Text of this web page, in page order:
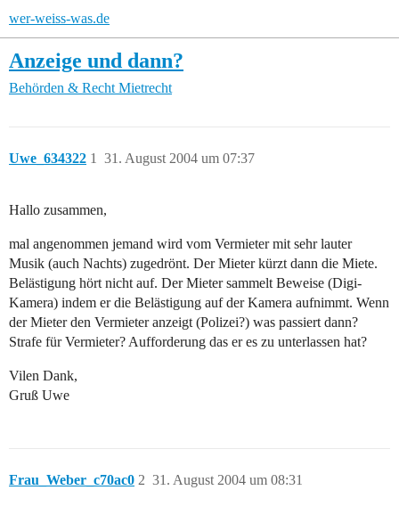
wer-weiss-was.de
Anzeige und dann?
Behörden & Recht Mietrecht
Uwe_634322 31. August 2004 um 07:37
1
Hallo zusammen,
mal angenommen jemand wird vom Vermieter mit sehr lauter
Musik (auch Nachts) zugedrönt. Der Mieter kürzt dann die Miete.
Belästigung hört nicht auf. Der Mieter sammelt Beweise (Digi-
Kamera) indem er die Belästigung auf der Kamera aufnimmt. Wenn
der Mieter den Vermieter anzeigt (Polizei?) was passiert dann?
Strafe für Vermieter? Aufforderung das er es zu unterlassen hat?
Vilen Dank,
Gruß Uwe
Frau_Weber_c70ac0 31. August 2004 um 08:31
2